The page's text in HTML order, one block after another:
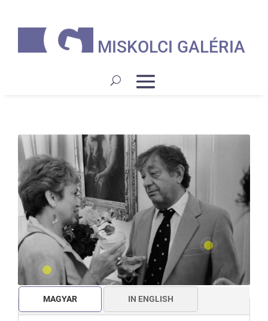
MISKOLCI GALÉRIA
MAGYAR IN ENGLISH